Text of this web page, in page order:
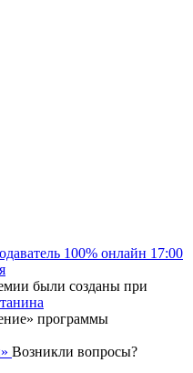
100% онлайн 17:00
были созданы при
программы
Возникли вопросы?